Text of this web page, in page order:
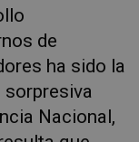
de
ha sido la
sorpresiva
Nacional,